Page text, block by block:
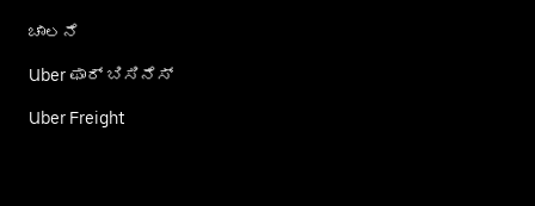
ಚಾಲನೆ
Uber ಫಾರ್ ಬಿಸಿನೆಸ್
Uber Freight